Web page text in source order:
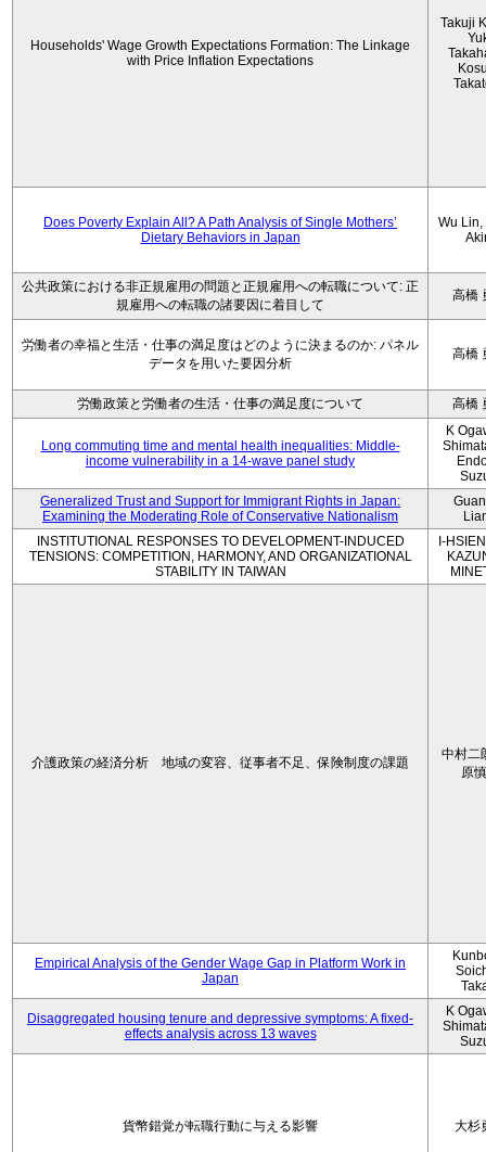
Households' Wage Growth Expectations Formation: The Linkage
with Price Inflation Expectations
Takuji
Does Poverty Explain All? A Path Analysis of Single Mothers’
Dietary Behaviors in Japan
Wu Lin,
公共政策における非正規雇用の問題と正規雇用への転職について: 正
規雇用への転職の諸要因に着目して
高橋
労働者の幸福と生活・仕事の満足度はどのように決まるのか: パネル
データを用いた要因分析
高橋
労働政策と労働者の生活・仕事の満足度について 高橋
Long commuting time and mental health inequalities: Middle-
income vulnerability in a 14-wave panel study
K
Generalized Trust and Support for Immigrant Rights in Japan:
Examining the Moderating Role of Conservative Nationalism
INSTITUTIONAL RESPONSES TO DEVELOPMENT-INDUCED
TENSIONS: COMPETITION, HARMONY, AND ORGANIZATIONAL
STABILITY IN TAIWAN
I-
介護政策の経済分析 地域の変容、従事者不足、保険制度の課題
中村二
原
Empirical Analysis of the Gender Wage Gap in Platform Work in
Japan
Disaggregated housing tenure and depressive symptoms: A fixed-
effects analysis across 13 waves
K
貨幣錯覚が転職行動に与える影響 大杉